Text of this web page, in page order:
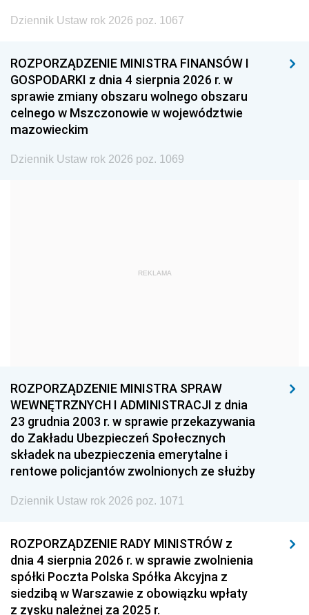
1996 1995 1994
1993 1992 1991
1990 1989 1988
1987
1984 1983
1957 1956 1955
1954 1953 1952
1951 1950 1949
1948 1947 1946
1937
1932 1931 1930
1929 1928 1927
1926 1925
Dziennik Ustaw rok 2026 poz. 1067
ROZPORZĄDZENIE MINISTRA FINANSÓW I
GOSPODARKI z dnia 4 sierpnia 2026 r. w
sprawie zmiany obszaru wolnego obszaru
celnego w Mszczonowie w województwie
mazowieckim
Dziennik Ustaw rok 2026 poz. 1069
REKLAMA
ROZPORZĄDZENIE MINISTRA SPRAW
WEWNĘTRZNYCH I ADMINISTRACJI z dnia
23 grudnia 2003 r. w sprawie przekazywania
do Zakładu Ubezpieczeń Społecznych
składek na ubezpieczenia emerytalne i
rentowe policjantów zwolnionych ze służby
Dziennik Ustaw rok 2026 poz. 1071
ROZPORZĄDZENIE RADY MINISTRÓW z
dnia 4 sierpnia 2026 r. w sprawie zwolnienia
spółki Poczta Polska Spółka Akcyjna z
siedzibą w Warszawie z obowiązku wpłaty
z zysku należnej za 2025 r.